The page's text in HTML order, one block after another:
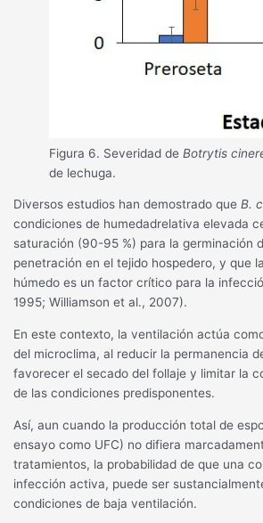
Figura 6. Severidad deBotrytis
de lechuga.
Diversos estudios han demostrado queB.
condiciones de humedadrelativa elevada
saturación (90-95 %) para la germinación
penetración en el tejido hospedero, y que
húmedo es un factor crítico para la
1995; Williamson et al., 2007).
En este contexto, la ventilación actúa
del microclima, al reducir la permanencia
favorecer el secado del follaje y limitar la
de las condiciones predisponentes.
Así, aun cuando la producción total de
ensayo como UFC) no difiera
tratamientos, la probabilidad de que una
infección activa, puede ser
condiciones de baja ventilación.